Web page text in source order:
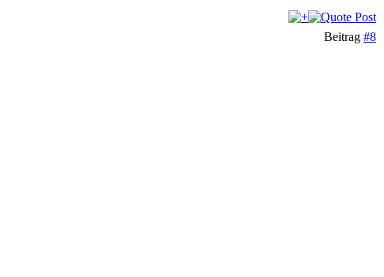
Beitrag #8